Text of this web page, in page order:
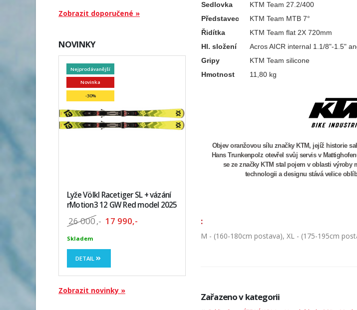
Zobrazit doporučené »
NOVINKY
Nejprodávanější
Novinka
-30%
Lyže Völkl Racetiger SL + vázání
rMotion3 12 GW Red model 2025
26 000,- 17 990,-
Skladem
DETAIL
Zobrazit novinky »
Sedlovka
KTM Team 27.2/400
Představec
KTM Team MTB 7°
Řidítka
KTM Team flat 2X 720mm
Hl. složení
Acros AICR internal 1.1/8"-1.5"
Gripy
KTM Team silicone
Hmotnost
11,80 kg
Objev oranžovou sílu značky KTM, jejíž historie
Hans Trunkenpolz otevřel svůj servis v
se ze značky KTM stal pojem v oblasti výroby
technologii a designu stává velice
:
M - (160-180cm postava), XL - (175-195cm
Zařazeno v kategorii